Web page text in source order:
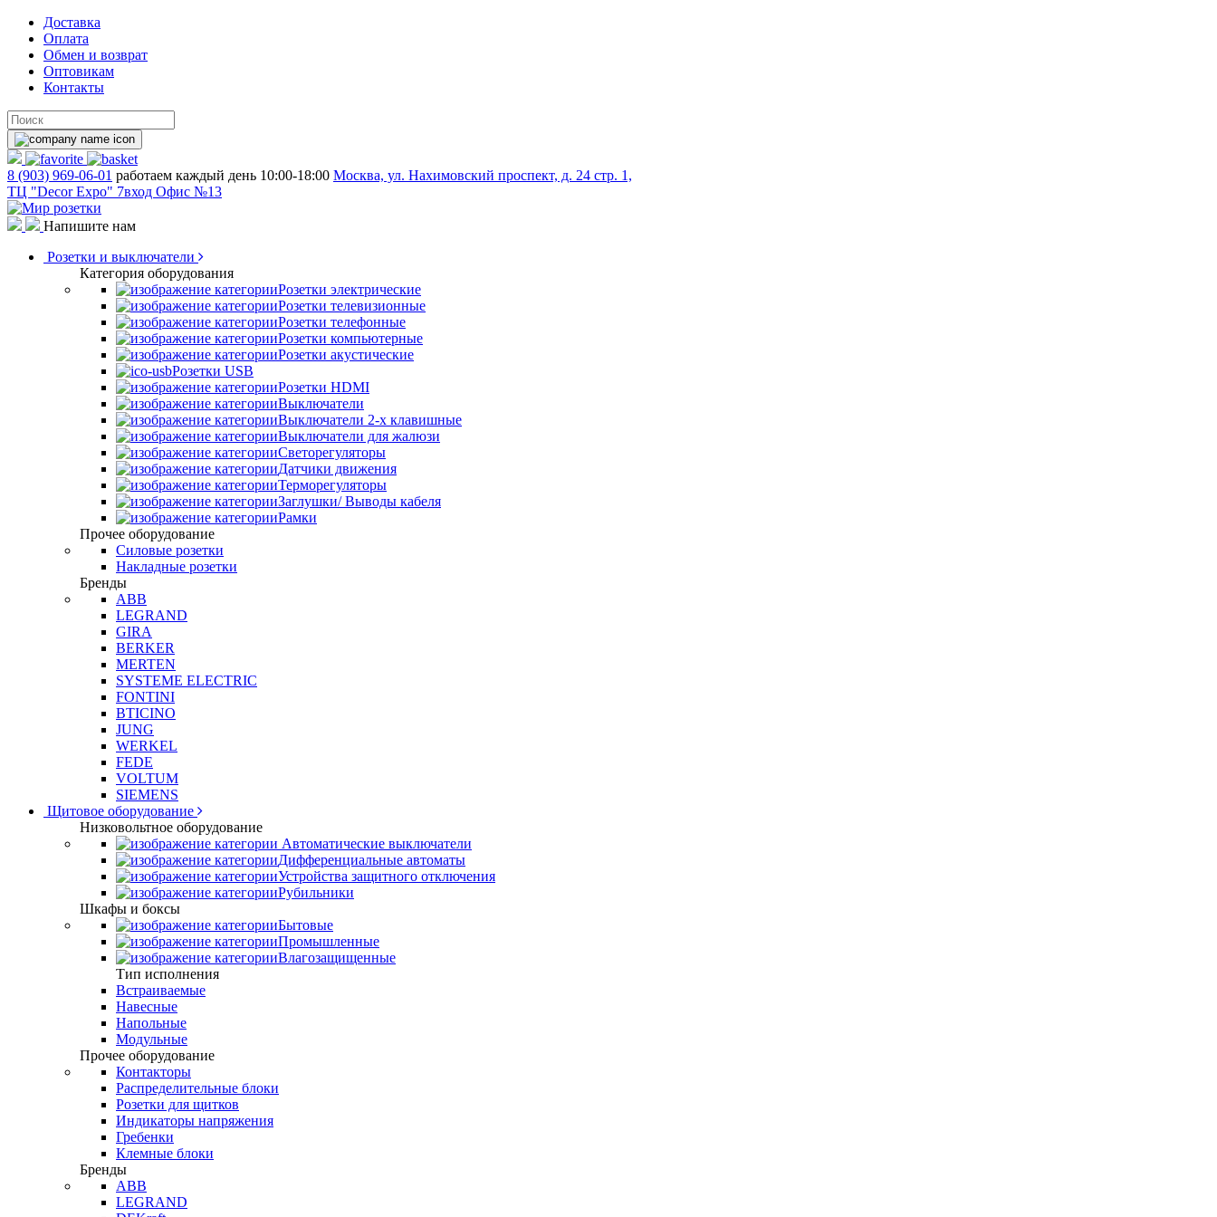
Доставка
Оплата
Обмен и возврат
Оптовикам
Контакты
8 (903) 969-06-01 работаем каждый день 10:00-18:00 Москва, ул. Нахимовский проспект, д. 24 стр. 1,
ТЦ "Decor Expo" 7вход Офис №13
Напишите нам
Розетки и выключатели
Категория оборудования
Розетки электрические
Розетки телевизионные
Розетки телефонные
Розетки компьютерные
Розетки акустические
Розетки USB
Розетки HDMI
Выключатели
Выключатели 2-х клавишные
Выключатели для жалюзи
Светорегуляторы
Датчики движения
Терморегуляторы
Заглушки/ Выводы кабеля
Рамки
Прочее оборудование
Силовые розетки
Накладные розетки
Бренды
ABB
LEGRAND
GIRA
BERKER
MERTEN
SYSTEME ELECTRIC
FONTINI
BTICINO
JUNG
WERKEL
FEDE
VOLTUM
SIEMENS
Щитовое оборудование
Низковольтное оборудование
Автоматические выключатели
Дифференциальные автоматы
Устройства защитного отключения
Рубильники
Шкафы и боксы
Бытовые
Промышленные
Влагозащищенные
Тип исполнения
Встраиваемые
Навесные
Напольные
Модульные
Прочее оборудование
Контакторы
Распределительные блоки
Розетки для щитков
Индикаторы напряжения
Гребенки
Клемные блоки
Бренды
ABB
LEGRAND